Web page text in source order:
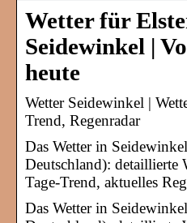
Wetter für
Seidewinkel |
heute
Wetter Seidewinkel |
Trend, Regenradar
Das Wetter in
Deutschland): detaillierte
Tage-Trend, aktuelles
Das Wetter in